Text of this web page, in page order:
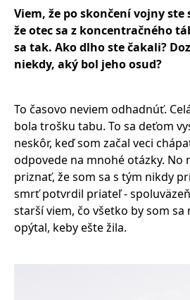
Viem, že po skončení vojny
že otec sa z koncentračného
sa tak. Ako dlho ste čakali?
niekdy, aký bol jeho osud?
To časovo neviem odhadnúť.
bola trošku tabu. To sa deťom
neskôr, keď som začal veci
odpovede na mnohé otázky. No
priznať, že som sa s tým nikdy
smrť potvrdil priateľ -
starší viem, čo všetko by som sa
opýtal, keby ešte žila.